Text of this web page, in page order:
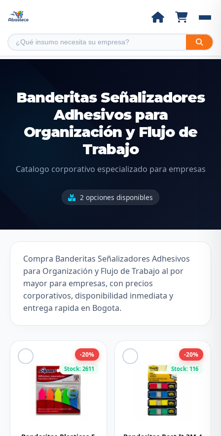
Banderitas Señalizadores
Adhesivos para
Organización y Flujo de
Trabajo
Catalogo corporativo especializado para empresas
2 opciones disponibles
Compra Banderitas Señalizadores Adhesivos
para Organización y Flujo de Trabajo al por
mayor para empresas, con precios
corporativos, disponibilidad inmediata y
entrega rapida en Bogota.
Stock: 2611
-20%
Stock: 116
-20%